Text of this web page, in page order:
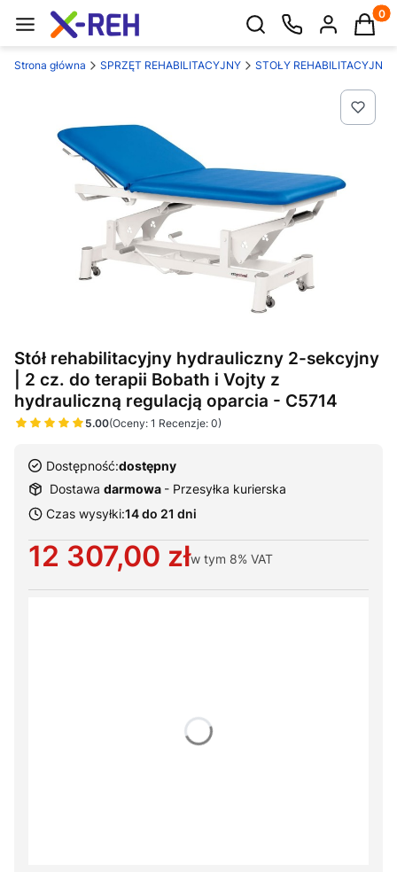
Otwórz wyszukiwarkę
Strona główna SPRZĘT REHABILITACYJNY STOŁY REHABILITACYJNE
Stół rehabilitacyjny hydrauliczny 2-sekcyjny
| 2 cz. do terapii Bobath i Vojty z
hydrauliczną regulacją oparcia - C5714
5.00(Oceny: 1 Recenzje: 0)
Dostępność:dostępny
Dostawa darmowa - Przesyłka kurierska
Czas wysyłki:14 do 21 dni
Cena
12 307,00 złw tym 8% VAT